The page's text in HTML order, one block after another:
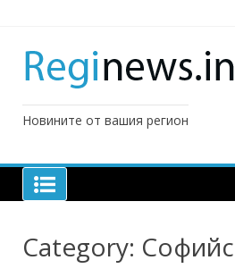
Новините от вашия регион
Category: